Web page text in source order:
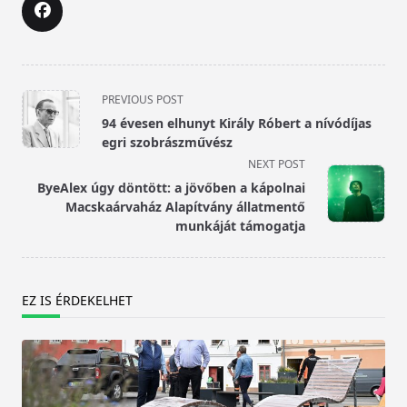
<span
class="nav-
subtitle
reader-
text">Page</span>
PREVIOUS POST
94 évesen elhunyt Király Róbert a nívódíjas
egri szobrászművész
NEXT POST
ByeAlex úgy döntött: a jövőben a kápolnai
Macskaárvaház Alapítvány állatmentő
munkáját támogatja
EZ IS ÉRDEKELHET